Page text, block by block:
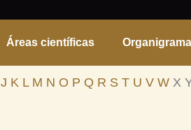
Áreas científicas Organigrama
J K L M N O P Q R S T U V W X